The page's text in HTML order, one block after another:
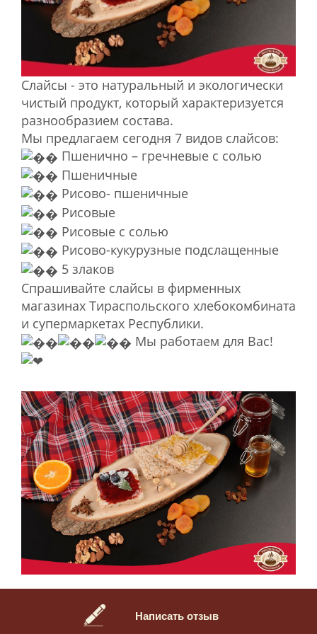
Слайсы - это натуральный и экологически
чистый продукт, который характеризуется
разнообразием состава.
Мы предлагаем сегодня 7 видов слайсов:
Пшенично – гречневые с солью
Пшеничные
Рисово- пшеничные
Рисовые
Рисовые с солью
Рисово-кукурузные подслащенные
5 злаков
Спрашивайте слайсы в фирменных
магазинах Тираспольского хлебокомбината
и супермаркетах Республики.
Мы работаем для Вас!
Написать отзыв